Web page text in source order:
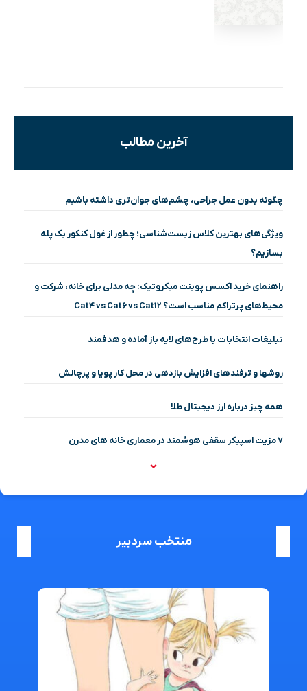
آخرین مطالب
چگونه بدون عمل جراحی، چشم‌های جوان‌تری داشته باشیم
ویژگی‌های بهترین کلاس زیست‌شناسی؛ چطور از غول کنکور یک پله
بسازیم؟
راهنمای خرید اکسس پوینت میکروتیک: چه مدلی برای خانه، شرکت و
محیط‌های پرتراکم مناسب است؟ Cat4 vs Cat6 vs Cat12
تبلیغات انتخابات با طرح‌های لایه باز آماده و هدفمند
روشها و ترفندهای افزایش بازدهی در محل کار پویا و پرچالش
همه چیز درباره ارز دیجیتال طلا
۷ مزیت اسپیکر سقفی هوشمند در معماری خانه‌ های مدرن
منتخب سردبیر